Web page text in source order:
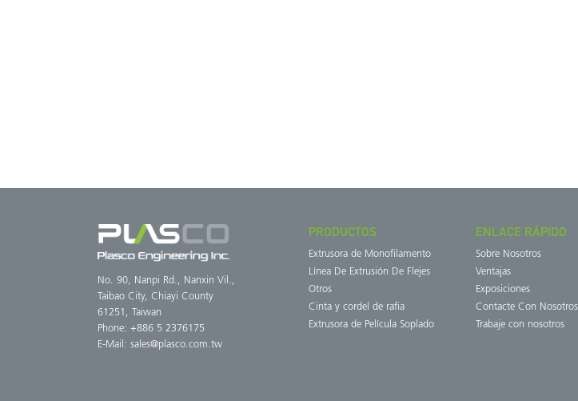
No. 90, Nanpi Rd., Nanxin Vil.,
Taibao City, Chiayi County
61251, Taiwan
Phone: +886 5 2376175
E-Mail: sales@plasco.com.tw
PRODUCTOS
Extrusora de Monofilamento
Línea De Extrusión De Flejes
Otros
Cinta y cordel de rafia
Extrusora de Película Soplado
ENLACE RÁPIDO
Sobre Nosotros
Ventajas
Exposiciones
Contacte Con Nosotros
Trabaje con nosotros